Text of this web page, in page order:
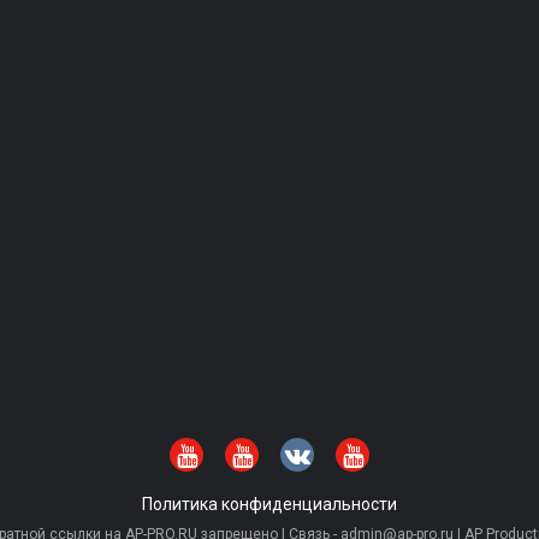
Политика конфиденциальности
ссылки на AP-PRO.RU запрещено | Связь - admin@ap-pro.ru | AP